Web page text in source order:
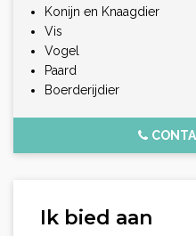
Konijn en Knaagdier
Vis
Vogel
Paard
Boerderijdier
Ik bied aan